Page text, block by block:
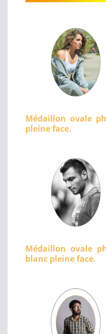
Médaillon ovale
pleine face.
Médaillon ovale
blanc pleine face.